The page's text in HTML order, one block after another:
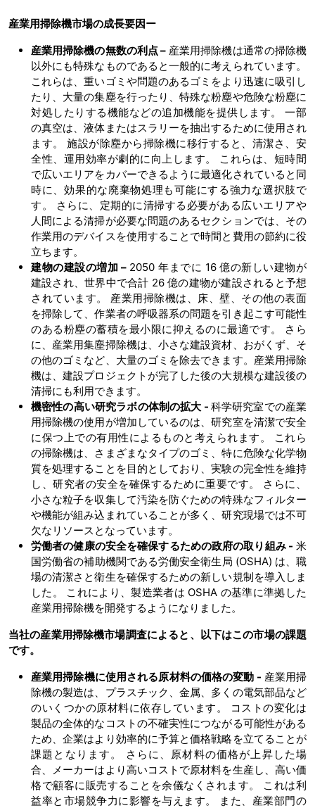
産業用掃除機市場の成長要因ー
産業用掃除機の無数の利点 – 産業用掃除機は通常の掃除機
以外にも特殊なものであると一般的に考えられています。
これらは、重いゴミや問題のあるゴミをより迅速に吸引し
たり、大量の集塵を行ったり、特殊な粉塵や危険な粉塵に
対処したりする機能などの追加機能を提供します。 一部
の真空は、液体またはスラリーを抽出するために使用され
ます。 施設が除塵から掃除機に移行すると、清潔さ、安
全性、運用効率が劇的に向上します。 これらは、短時間
で広いエリアをカバーできるように最適化されていると同
時に、効果的な廃棄物処理も可能にする強力な選択肢で
す。 さらに、定期的に清掃する必要がある広いエリアや
人間による清掃が必要な問題のあるセクションでは、その
作業用のデバイスを使用することで時間と費用の節約に役
立ちます。
建物の建設の増加 –2050 年までに 16 億の新しい建物が
建設され、世界中で合計 26 億の建物が建設されると予想
されています。 産業用掃除機は、床、壁、その他の表面
を掃除して、作業者の呼吸器系の問題を引き起こす可能性
のある粉塵の蓄積を最小限に抑えるのに最適です。 さら
に、産業用集塵掃除機は、小さな建設資材、おがくず、そ
の他のゴミなど、大量のゴミを除去できます。産業用掃除
機は、建設プロジェクトが完了した後の大規模な建設後の
清掃にも利用できます。
機密性の高い研究ラボの体制の拡大 - 科学研究室での産業
用掃除機の使用が増加しているのは、研究室を清潔で安全
に保つ上での有用性によるものと考えられます。 これら
の掃除機は、さまざまなタイプのゴミ、特に危険な化学物
質を処理することを目的としており、実験の完全性を維持
し、研究者の安全を確保するために重要です。 さらに、
小さな粒子を収集して汚染を防ぐための特殊なフィルター
や機能が組み込まれていることが多く、研究現場では不可
欠なリソースとなっています。
労働者の健康の安全を確保するための政府の取り組み- 米
国労働省の補助機関である労働安全衛生局 (OSHA) は、職
場の清潔さと衛生を確保するための新しい規制を導入しま
した。 これにより、製造業者は OSHA の基準に準拠した
産業用掃除機を開発するようになりました。
当社の産業用掃除機市場調査によると、以下はこの市場の課題
です。
産業用掃除機に使用される原材料の価格の変動 - 産業用掃
除機の製造は、プラスチック、金属、多くの電気部品など
のいくつかの原材料に依存しています。 コストの変化は
製品の全体的なコストの不確実性につながる可能性がある
ため、企業はより効率的に予算と価格戦略を立てることが
課題となります。 さらに、原材料の価格が上昇した場
合、メーカーはより高いコストで原材料を生産し、高い価
格で顧客に販売することを余儀なくされます。 これは利
益率と市場競争力に影響を与えます。 また、産業部門の